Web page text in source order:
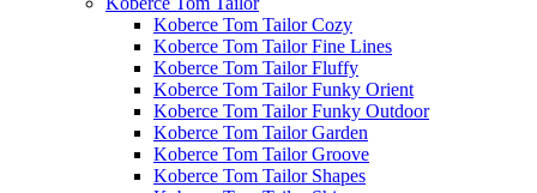
Koberce Tom Tailor Cozy
Koberce Tom Tailor Fine Lines
Koberce Tom Tailor Fluffy
Koberce Tom Tailor Funky Orient
Koberce Tom Tailor Funky Outdoor
Koberce Tom Tailor Garden
Koberce Tom Tailor Groove
Koberce Tom Tailor Shapes